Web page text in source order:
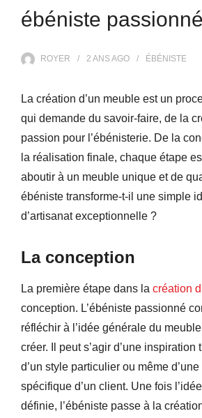
ébéniste passionné
ROYER 2 ANSAGO ÉBÉNISTE
La création d’un meuble est un
qui demande du savoir-faire, de la
passion pour l’ébénisterie. De la
la réalisation finale, chaque étape
aboutir à un meuble unique et de
ébéniste transforme-t-il une simple
d’artisanat exceptionnelle ?
La conception
La première étape dans la création
conception. L’ébéniste passionné
réfléchir à l’idée générale du
créer. Il peut s’agir d’une inspiration
d’un style particulier ou même
spécifique d’un client. Une fois
définie, l’ébéniste passe à la